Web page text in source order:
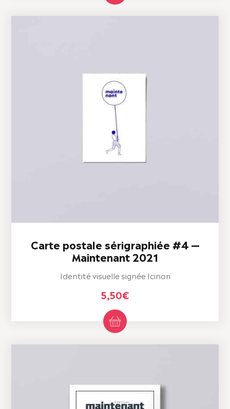
Carte postale sérigraphiée #4 —
Maintenant 2021
Identité visuelle signée Icinori
5,50€